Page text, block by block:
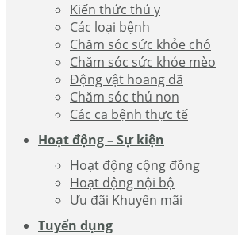
Kiến thức thú y
Các loại bệnh
Chăm sóc sức khỏe chó
Chăm sóc sức khỏe mèo
Động vật hoang dã
Chăm sóc thú non
Các ca bệnh thực tế
Hoạt động – Sự kiện
Hoạt động cộng đồng
Hoạt động nội bộ
Ưu đãi Khuyến mãi
Tuyển dụng